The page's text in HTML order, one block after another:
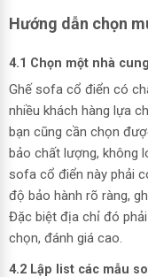
Hướng dẫn chọn
4.1 Chọn một nhà
Ghế sofa cổ điển có
nhiều khách hàng lựa
bạn cũng cần chọn
bảo chất lượng, không
sofa cổ điển này phải
độ bảo hành rõ ràng,
Đặc biệt địa chỉ đó
chọn, đánh giá cao.
4.2 Lập list các mẫu